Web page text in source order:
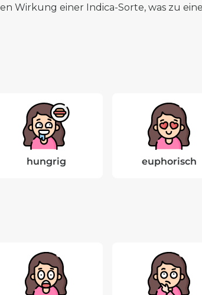
Wirkung einer Indica-Sorte, was zu
hungrig euphorisch